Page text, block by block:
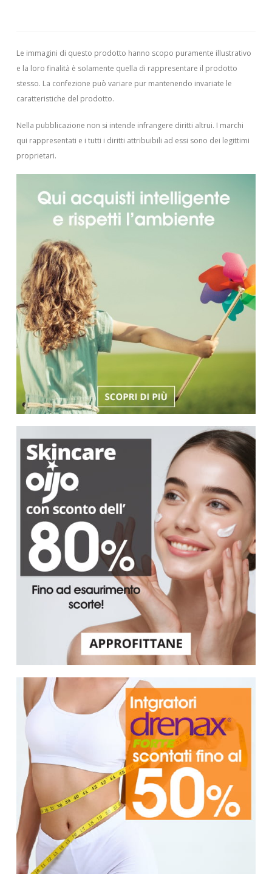
Le immagini di questo prodotto hanno scopo puramente illustrativo
e la loro finalità è solamente quella di rappresentare il prodotto
stesso. La confezione può variare pur mantenendo invariate le
caratteristiche del prodotto.
Nella pubblicazione non si intende infrangere diritti altrui. I marchi
qui rappresentati e i tutti i diritti attribuibili ad essi sono dei legittimi
proprietari.